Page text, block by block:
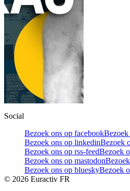
Social
Bezoek ons op facebook
Bezoek ons op linkedinBezoek
Bezoek ons op rss-feedBezoek
Bezoek ons op mastodon
Bezoek ons op blueskyBezoek
© 2026 Euractiv FR